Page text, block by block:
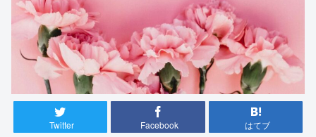
Twitter Facebook はてブ